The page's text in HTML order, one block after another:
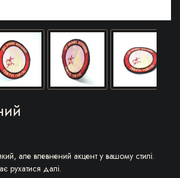
але впевнений акцент у вашому стилі.
рухатися далі.